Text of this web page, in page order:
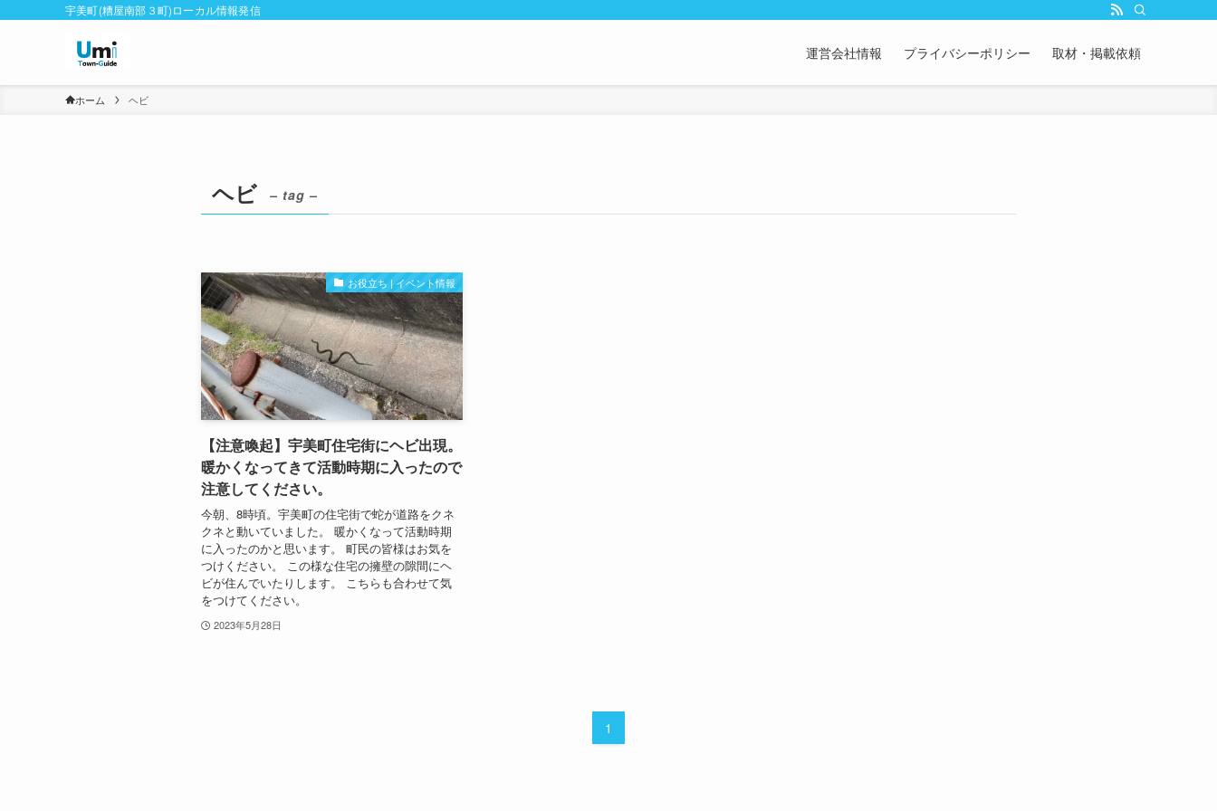
宇美町(糟屋南部３町)ローカル情報発信
運営会社情報 プライバシーポリシー 取材・掲載依頼
ホーム ヘビ
ヘビ – tag –
お役立ち | イベント情報
【注意喚起】宇美町住宅街にヘビ出現。
暖かくなってきて活動時期に入ったので
注意してください。
今朝、8時頃。宇美町の住宅街で蛇が道路をクネ
クネと動いていました。 暖かくなって活動時期
に入ったのかと思います。 町民の皆様はお気を
つけください。 この様な住宅の擁壁の隙間にヘ
ビが住んでいたりします。 こちらも合わせて気
をつけてください。
2023年5月28日
1